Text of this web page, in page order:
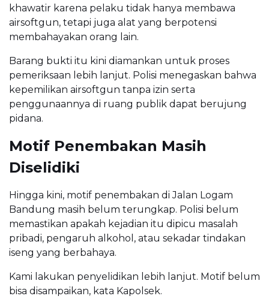
khawatir karena pelaku tidak hanya membawa
airsoftgun, tetapi juga alat yang berpotensi
membahayakan orang lain.
Barang bukti itu kini diamankan untuk proses
pemeriksaan lebih lanjut. Polisi menegaskan bahwa
kepemilikan airsoftgun tanpa izin serta
penggunaannya di ruang publik dapat berujung
pidana.
Motif Penembakan Masih
Diselidiki
Hingga kini, motif penembakan di Jalan Logam
Bandung masih belum terungkap. Polisi belum
memastikan apakah kejadian itu dipicu masalah
pribadi, pengaruh alkohol, atau sekadar tindakan
iseng yang berbahaya.
Kami lakukan penyelidikan lebih lanjut. Motif belum
bisa disampaikan, kata Kapolsek.